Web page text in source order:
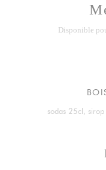
Disponible
sodas 25cl,